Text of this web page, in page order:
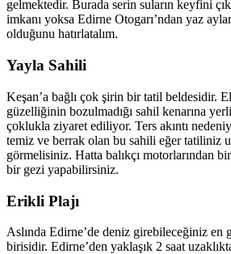
gelmektedir. Burada serin suların keyfini
imkanı yoksa Edirne Otogarı’ndan yaz
olduğunu hatırlatalım.
Yayla Sahili
Keşan’a bağlı çok şirin bir tatil beldesidir.
güzelliğinin bozulmadığı sahil kenarına
çoklukla ziyaret ediliyor. Ters akıntı
temiz ve berrak olan bu sahili eğer tatiliniz
görmelisiniz. Hatta balıkçı motorlarından
bir gezi yapabilirsiniz.
Erikli Plajı
Aslında Edirne’de deniz girebileceğiniz en
birisidir. Edirne’den yaklaşık 2 saat